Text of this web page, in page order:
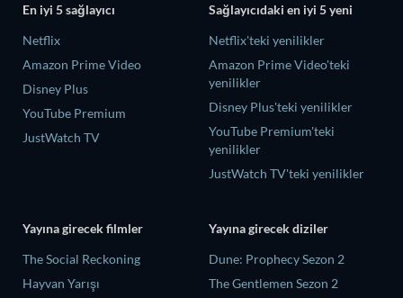
En iyi 5 sağlayıcı
Netflix
Amazon Prime Video
Disney Plus
YouTube Premium
JustWatch TV
Sağlayıcıdaki en iyi 5 yeni
Netflix'teki yenilikler
Amazon Prime Video'teki
yenilikler
Disney Plus'teki yenilikler
YouTube Premium'teki
yenilikler
JustWatch TV'teki yenilikler
Yayına girecek filmler
The Social Reckoning
Hayvan Yarışı
Yayına girecek diziler
Dune: Prophecy Sezon 2
The Gentlemen Sezon 2